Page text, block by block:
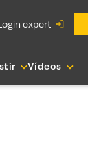
login expert
Vídeos